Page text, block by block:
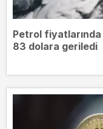
Petrol
83 dolara geriledi